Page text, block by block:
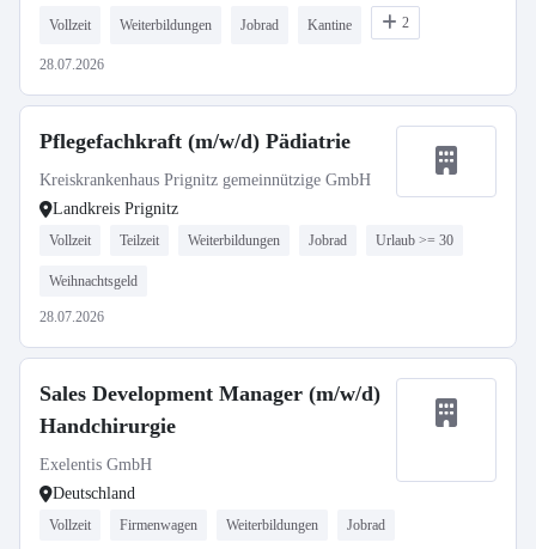
Vollzeit Weiterbildungen Jobrad Kantine 2
28.07.2026
Pflegefachkraft (m/w/d) Pädiatrie
Kreiskrankenhaus Prignitz gemeinnützige GmbH
Landkreis Prignitz
Vollzeit Teilzeit Weiterbildungen Jobrad Urlaub >= 30
Weihnachtsgeld
28.07.2026
Sales Development Manager (m/w/d)
Handchirurgie
Exelentis GmbH
Deutschland
Vollzeit Firmenwagen Weiterbildungen Jobrad